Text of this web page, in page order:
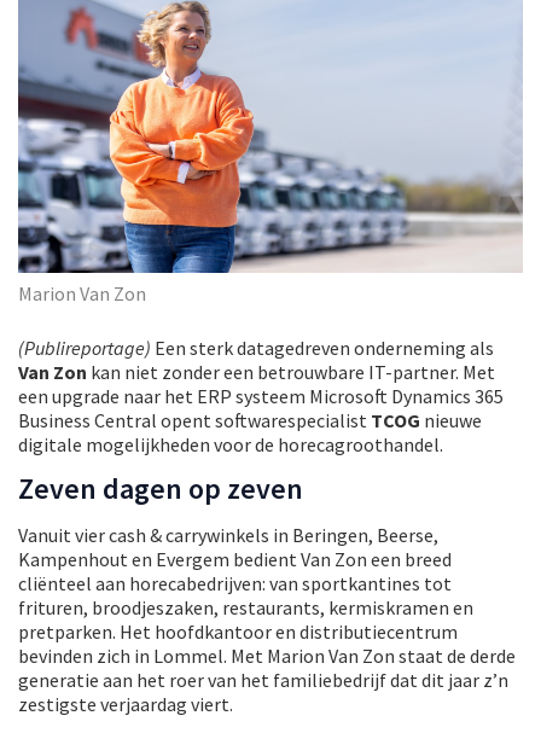
Marion Van Zon
(Publireportage) Een sterk datagedreven onderneming als
Van Zon kan niet zonder een betrouwbare IT-partner. Met
een upgrade naar het ERP systeem Microsoft Dynamics 365
Business Central opent softwarespecialist TCOG nieuwe
digitale mogelijkheden voor de horecagroothandel.
Zeven dagen op zeven
Vanuit vier cash & carrywinkels in Beringen, Beerse,
Kampenhout en Evergem bedient Van Zon een breed
cliënteel aan horecabedrijven: van sportkantines tot
frituren, broodjeszaken, restaurants, kermiskramen en
pretparken. Het hoofdkantoor en distributiecentrum
bevinden zich in Lommel. Met Marion Van Zon staat de derde
generatie aan het roer van het familiebedrijf dat dit jaar z’n
zestigste verjaardag viert.